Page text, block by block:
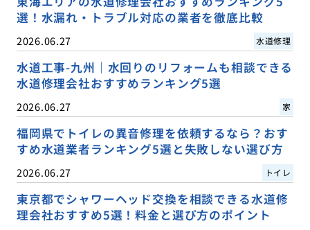
選！水漏れ・トラブル対応の業者を徹底比較
2026.06.27 水道修理
水道工事-九州｜水回りのリフォームも相談できる
水道修理会社おすすめランキング5選
2026.06.27 家
福岡県でトイレの異音修理を依頼するなら？おす
すめ水道業者ランキング5選と失敗しない選び方
2026.06.27 トイレ
東京都でシャワーヘッド交換を相談できる水道修
理会社おすすめ5選！料金と選び方のポイント